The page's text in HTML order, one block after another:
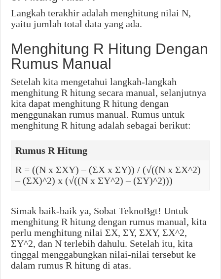
Langkah terakhir adalah menghitung nilai N,
yaitu jumlah total data yang ada.
Menghitung R Hitung Dengan
Rumus Manual
Setelah kita mengetahui langkah-langkah
menghitung R hitung secara manual, selanjutnya
kita dapat menghitung R hitung dengan
menggunakan rumus manual. Rumus untuk
menghitung R hitung adalah sebagai berikut:
Rumus R Hitung
R = ((N x ΣXY) – (ΣX x ΣY)) / (√((N x ΣX^2)
– (ΣX)^2) x (√((N x ΣY^2) – (ΣY)^2)))
Simak baik-baik ya, Sobat TeknoBgt! Untuk
menghitung R hitung dengan rumus manual, kita
perlu menghitung nilai ΣX, ΣY, ΣXY, ΣX^2,
ΣY^2, dan N terlebih dahulu. Setelah itu, kita
tinggal menggabungkan nilai-nilai tersebut ke
dalam rumus R hitung di atas.